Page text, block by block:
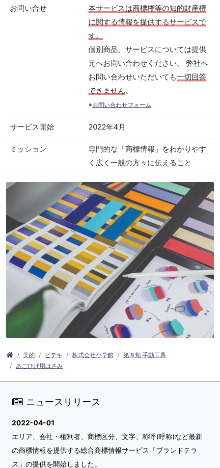
お問い合せ
本サービスは商標権等の知的財産権
に関する情報を提供するサービスで
す。
個別商品、サービスについては提供
元へお問い合わせください。 弊社へ
お問い合わせいただいても一切回答
できません。
※お問い合わせフォーム
サービス開始 2022年4月
ミッション
専門的な「商標情報」をわかりやす
く広く一般の方々に伝えること
美的 ビテキ 株式会社小学館
第８類 手動工具
あごひげ用はさみ
ニュースリリース
2022-04-01
エリア、会社・権利者、商標区分、文字、称呼(呼称)など最新
の商標情報を提供する総合商標情報サービス「ブランドテラ
ス」の提供を開始しました。